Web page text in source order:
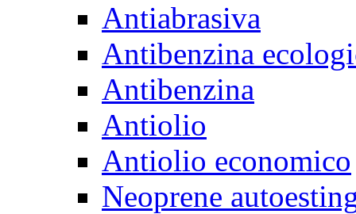
Antiabrasiva
Antibenzina
Antibenzina
Antiolio
Antiolio economico
Neoprene